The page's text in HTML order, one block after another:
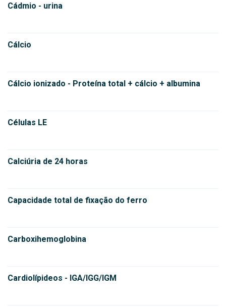
Cádmio - urina
Cálcio
Cálcio ionizado - Proteína total + cálcio + albumina
Células LE
Calciúria de 24 horas
Capacidade total de fixação do ferro
Carboxihemoglobina
Cardiolípideos - IGA/IGG/IGM